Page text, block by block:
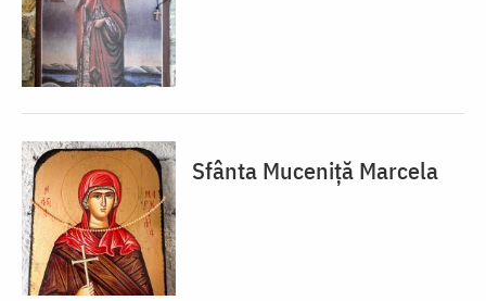
Sfânta Muceniță Marcela